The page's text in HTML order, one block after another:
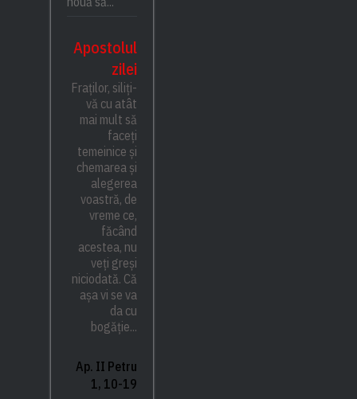
Apostolul
zilei
Fraților, siliți-
vă cu atât
mai mult să
faceți
temeinice și
chemarea și
alegerea
voastră, de
vreme ce,
făcând
acestea, nu
veți greși
niciodată. Că
așa vi se va
da cu
bogăție...
Ap. II Petru
1, 10-19